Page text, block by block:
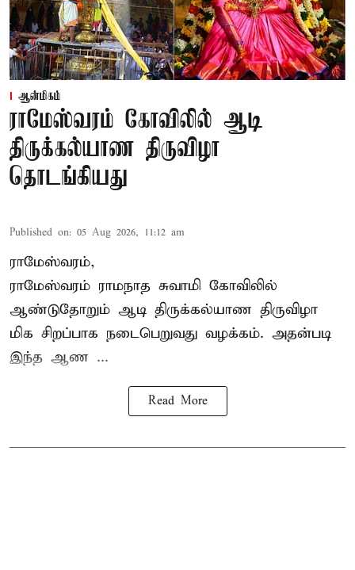
ஆன்மிகம்
ராமேஸ்வரம் கோவிலில் ஆடி
திருக்கல்யாண திருவிழா
தொடங்கியது
Published on: 05 Aug 2026, 11:12 am
ராமேஸ்வரம்,
ராமேஸ்வரம் ராமநாத சுவாமி கோவிலில்
ஆண்டுதோறும் ஆடி திருக்கல்யாண திருவிழா
மிக சிறப்பாக நடைபெறுவது வழக்கம். அதன்படி
இந்த ஆண ...
Read More